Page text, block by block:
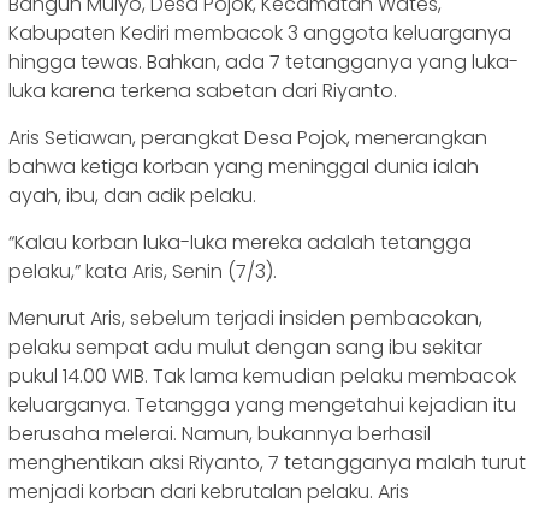
Kabupaten Kediri membacok 3 anggota keluarganya
hingga tewas. Bahkan, ada 7 tetangganya yang luka-
luka karena terkena sabetan dari Riyanto.
Aris Setiawan, perangkat Desa Pojok, menerangkan
bahwa ketiga korban yang meninggal dunia ialah
ayah, ibu, dan adik pelaku.
“Kalau korban luka-luka mereka adalah tetangga
pelaku,” kata Aris, Senin (7/3).
Menurut Aris, sebelum terjadi insiden pembacokan,
pelaku sempat adu mulut dengan sang ibu sekitar
pukul 14.00 WIB. Tak lama kemudian pelaku membacok
keluarganya. Tetangga yang mengetahui kejadian itu
berusaha melerai. Namun, bukannya berhasil
menghentikan aksi Riyanto, 7 tetangganya malah turut
menjadi korban dari kebrutalan pelaku. Aris